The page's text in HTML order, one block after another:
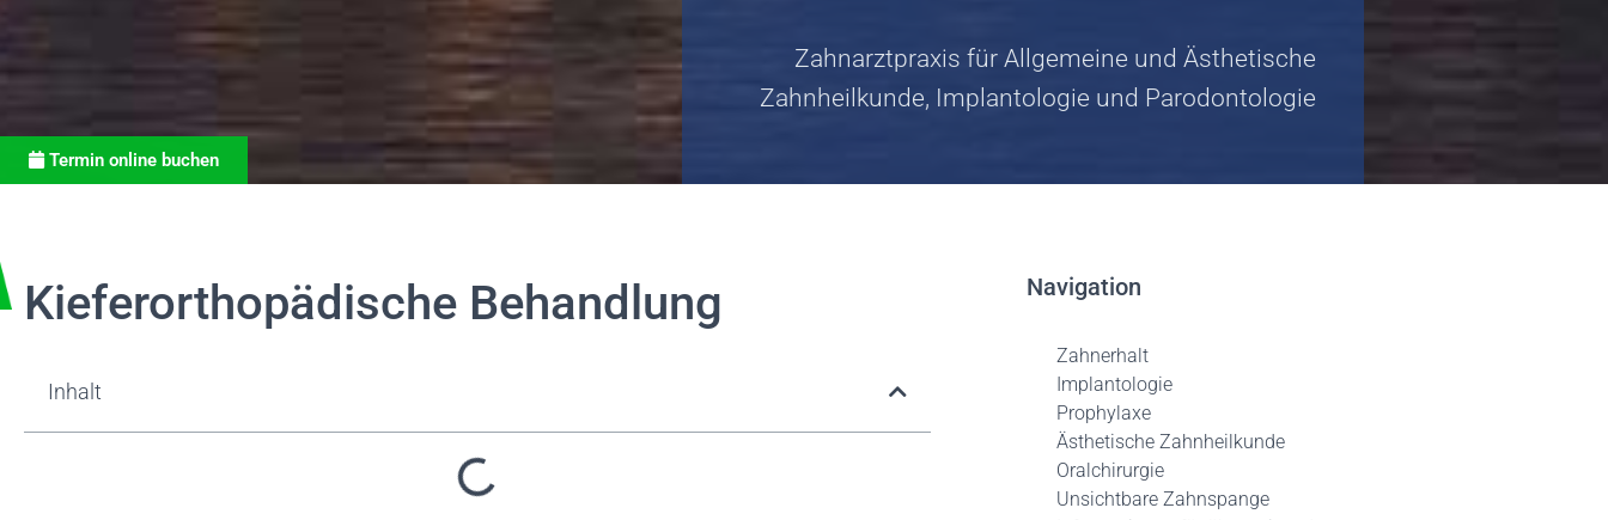
Termin online buchen
Zahnarztpraxis für Allgemeine und Ästhetische
Zahnheilkunde, Implantologie und Parodontologie
Kieferorthopädische Behandlung
Inhalt
Navigation
Zahnerhalt
Implantologie
Prophylaxe
Ästhetische Zahnheilkunde
Oralchirurgie
Unsichtbare Zahnspange